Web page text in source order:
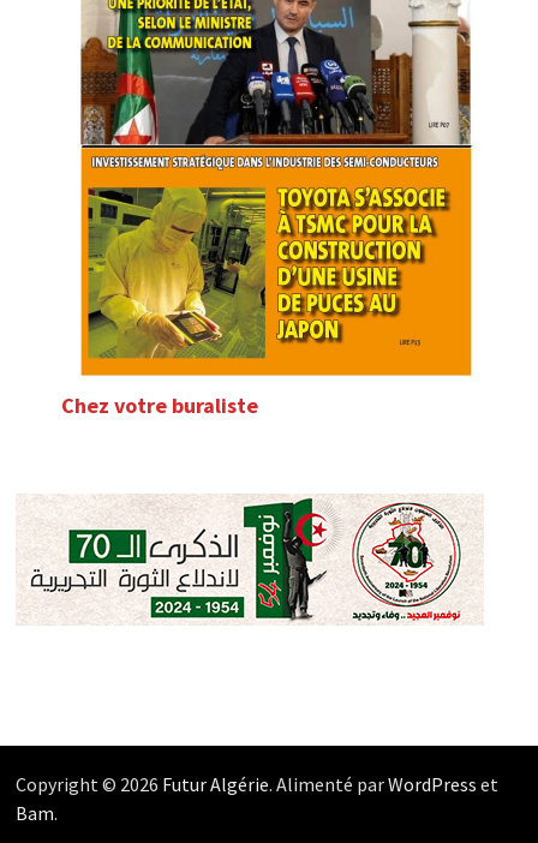
Chez votre buraliste
Copyright © 2026 Futur Algérie. Alimenté parWordPress et
Bam.